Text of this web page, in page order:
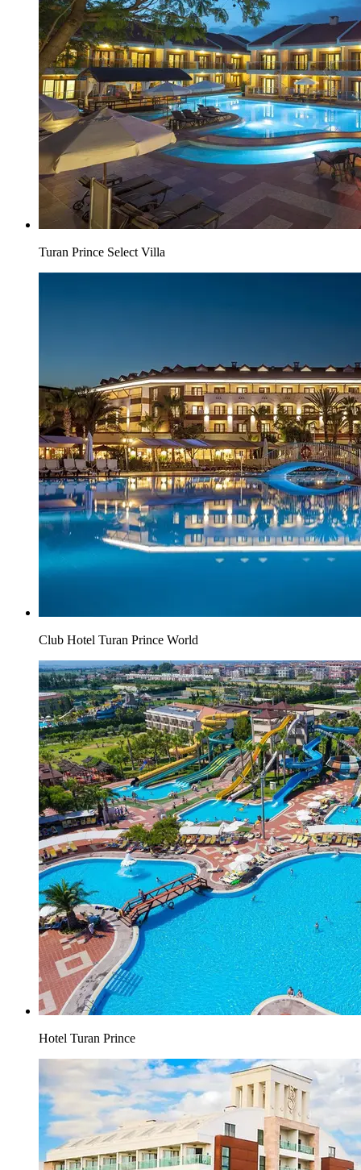
Turan Prince Select Villa
Club Hotel Turan Prince World
Hotel Turan Prince